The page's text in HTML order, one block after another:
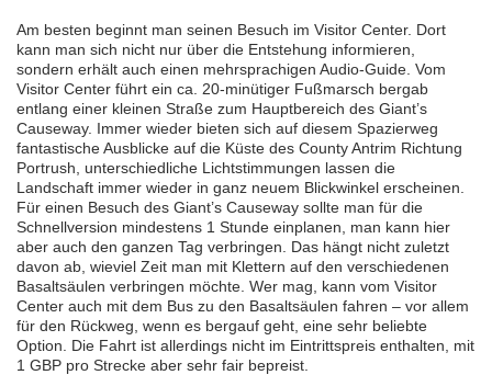
Am besten beginnt man seinen Besuch im Visitor Center. Dort
kann man sich nicht nur über die Entstehung informieren,
sondern erhält auch einen mehrsprachigen Audio-Guide. Vom
Visitor Center führt ein ca. 20-minütiger Fußmarsch bergab
entlang einer kleinen Straße zum Hauptbereich des Giant’s
Causeway. Immer wieder bieten sich auf diesem Spazierweg
fantastische Ausblicke auf die Küste des County Antrim Richtung
Portrush, unterschiedliche Lichtstimmungen lassen die
Landschaft immer wieder in ganz neuem Blickwinkel erscheinen.
Für einen Besuch des Giant’s Causeway sollte man für die
Schnellversion mindestens 1 Stunde einplanen, man kann hier
aber auch den ganzen Tag verbringen. Das hängt nicht zuletzt
davon ab, wieviel Zeit man mit Klettern auf den verschiedenen
Basaltsäulen verbringen möchte. Wer mag, kann vom Visitor
Center auch mit dem Bus zu den Basaltsäulen fahren – vor allem
für den Rückweg, wenn es bergauf geht, eine sehr beliebte
Option. Die Fahrt ist allerdings nicht im Eintrittspreis enthalten, mit
1 GBP pro Strecke aber sehr fair bepreist.